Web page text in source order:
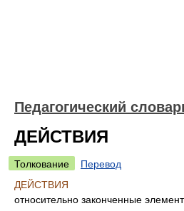
Педагогический
ДЕЙСТВИЯ
Толкование
Перевод
ДЕЙСТВИЯ
относительно законченные